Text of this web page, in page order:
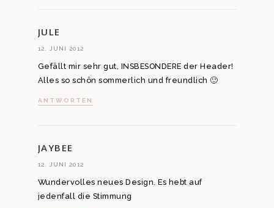
JULE
12. JUNI 2012
Gefällt mir sehr gut, INSBESONDERE der Header!
Alles so schön sommerlich und freundlich 🙂
ANTWORTEN
JAYBEE
12. JUNI 2012
Wundervolles neues Design. Es hebt auf
jedenfall die Stimmung